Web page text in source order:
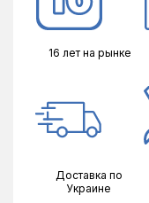
16 лет на рынке
Доставка по
Украине